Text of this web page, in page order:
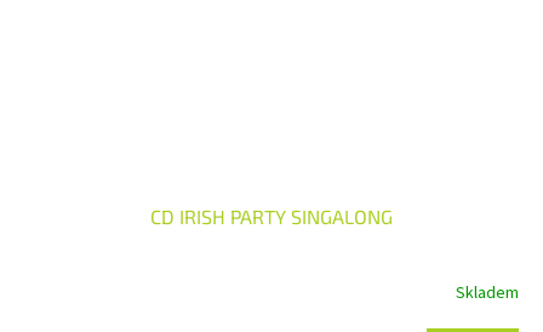
CD IRISH PARTY SINGALONG
Skladem